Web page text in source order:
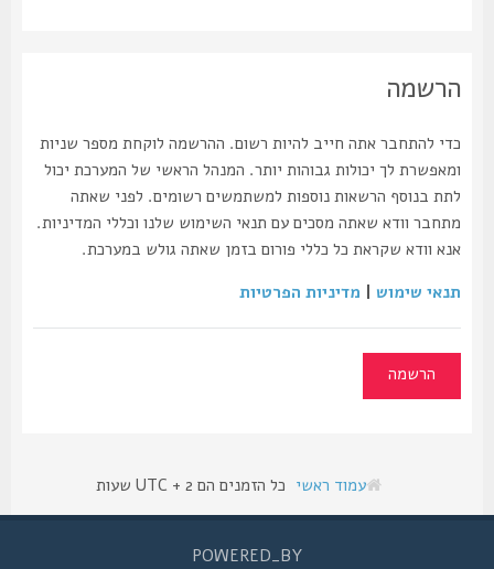
הרשמה
כדי להתחבר אתה חייב להיות רשום. ההרשמה לוקחת מספר שניות
ומאפשרת לך יכולות גבוהות יותר. המנהל הראשי של המערכת יכול
לתת בנוסף הרשאות נוספות למשתמשים רשומים. לפני שאתה
מתחבר וודא שאתה מסכים עם תנאי השימוש שלנו וכללי המדיניות.
אנא וודא שקראת כל כללי פורום בזמן שאתה גולש במערכת.
תנאי שימוש|מדיניות הפרטיות
הרשמה
עמוד ראשי כל הזמנים הם UTC + 2 שעות
POWERED_BY